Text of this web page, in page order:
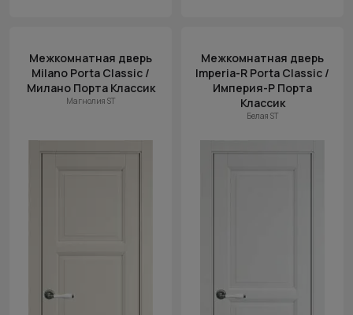
Межкомнатная дверь
Milano Porta Classic /
Милано Порта Классик
Магнолия ST
Межкомнатная дверь
Imperia-R Porta Classic /
Империя-Р Порта
Классик
Белая ST